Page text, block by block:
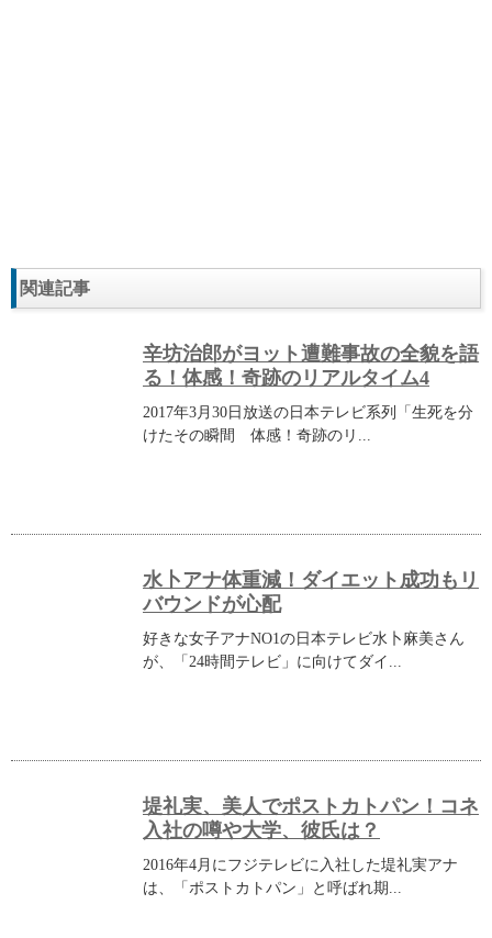
関連記事
辛坊治郎がヨット遭難事故の全貌を語
る！体感！奇跡のリアルタイム4
2017年3月30日放送の日本テレビ系列「生死を分
けたその瞬間 体感！奇跡のリ...
水卜アナ体重減！ダイエット成功もリ
バウンドが心配
好きな女子アナNO1の日本テレビ水卜麻美さん
が、「24時間テレビ」に向けてダイ...
堤礼実、美人でポストカトパン！コネ
入社の噂や大学、彼氏は？
2016年4月にフジテレビに入社した堤礼実アナ
は、「ポストカトパン」と呼ばれ期...